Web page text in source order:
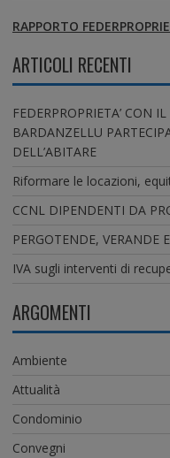
RAPPORTO
ARTICOLI RECENTI
FEDERPROPRIETA’ CON
BARDANZELLU
DELL’ABITARE
Riformare le locazioni,
CCNL DIPENDENTI DA
PERGOTENDE, VERANDE
IVA sugli interventi di
ARGOMENTI
Ambiente
Attualità
Condominio
Convegni